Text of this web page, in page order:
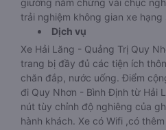
giường nằm chừng vài chục
trải nghiệm không gian xe
Dịch vụ
Xe Hải Lăng - Quảng Trị Quy
trang bị đầy đủ các tiện ích
chăn đắp, nước uống. Điểm
đi Quy Nhơn - Bình Định từ Hải
nút tùy chỉnh độ nghiêng của
hành khách. Xe có Wifi ,có